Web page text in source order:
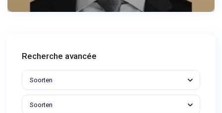
Recherche avancée
Soorten
Soorten